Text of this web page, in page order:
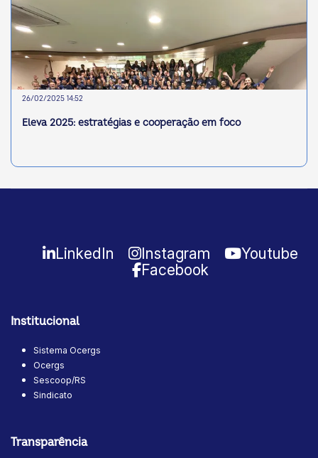
26/02/2025 14:52
Eleva 2025: estratégias e cooperação em foco
LinkedIn Instagram
Youtube
Facebook
Institucional
Sistema Ocergs
Ocergs
Sescoop/RS
Sindicato
Transparência